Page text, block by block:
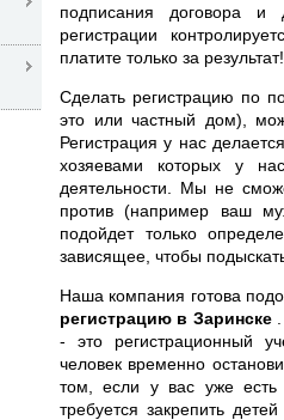
подписания договора и
регистрации
платите только за результат!
Сделать регистрацию по
это или частный дом),
Регистрация у нас
хозяевами которых у
деятельности. Мы не
против (например ваш
подойдет только
зависящее, чтобы
Наша компания готова
регистрацию в Заринске
- это регистрационный
человек временно
том, если у вас уже
требуется закрепить